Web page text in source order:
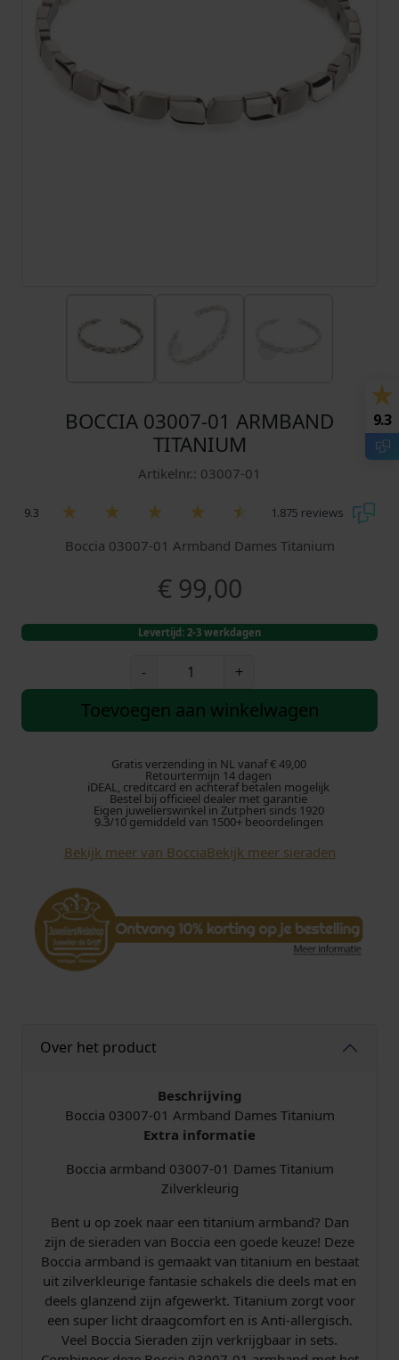
BOCCIA 03007-01 ARMBAND
TITANIUM
Artikelnr.: 03007-01
9.3 1.875 reviews
Boccia 03007-01 Armband Dames Titanium
€99,00
Levertijd: 2-3 werkdagen
-
c
a
0
3
0
7
1
A
d
t
i
m
a
a
n
t
a
l
+
Toevoegen aan winkelwagen
Gratis verzending in NL vanaf € 49,00
Retourtermijn 14 dagen
iDEAL, creditcard en achteraf betalen mogelijk
Bestel bij officieel dealer met garantie
Eigen juwelierswinkel in Zutphen sinds 1920
9.3/10 gemiddeld van 1500+ beoordelingen
Bekijk meer van BocciaBekijk meer sieraden
Over het product
Beschrijving
Boccia 03007-01 Armband Dames Titanium
Extra informatie
Boccia armband 03007-01 Dames Titanium
Zilverkleurig
Bent u op zoek naar een titanium armband? Dan
zijn de sieraden van Boccia een goede keuze! Deze
Boccia armband is gemaakt van titanium en bestaat
uit zilverkleurige fantasie schakels die deels mat en
deels glanzend zijn afgewerkt. Titanium zorgt voor
een super licht draagcomfort en is Anti-allergisch.
Veel Boccia Sieraden zijn verkrijgbaar in sets.
9.3